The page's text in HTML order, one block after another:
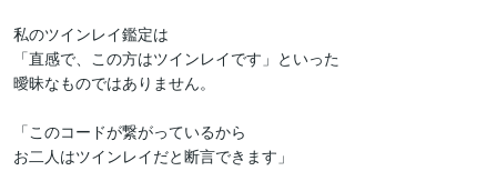
私のツインレイ鑑定は
「直感で、この方はツインレイです」といった
曖昧なものではありません。
「このコードが繋がっているから
お二人はツインレイだと断言できます」